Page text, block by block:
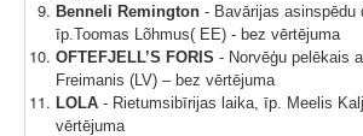
Benneli Remington - Bavārijas asinspēdu
īp.Toomas Lõhmus( EE) - bez vērtējuma
OFTEFJELL’S FORIS - Norvēģu pelēkais
Freimanis (LV) – bez vērtējuma
LOLA - Rietumsibīrijas laika, īp. Meelis
vērtējuma